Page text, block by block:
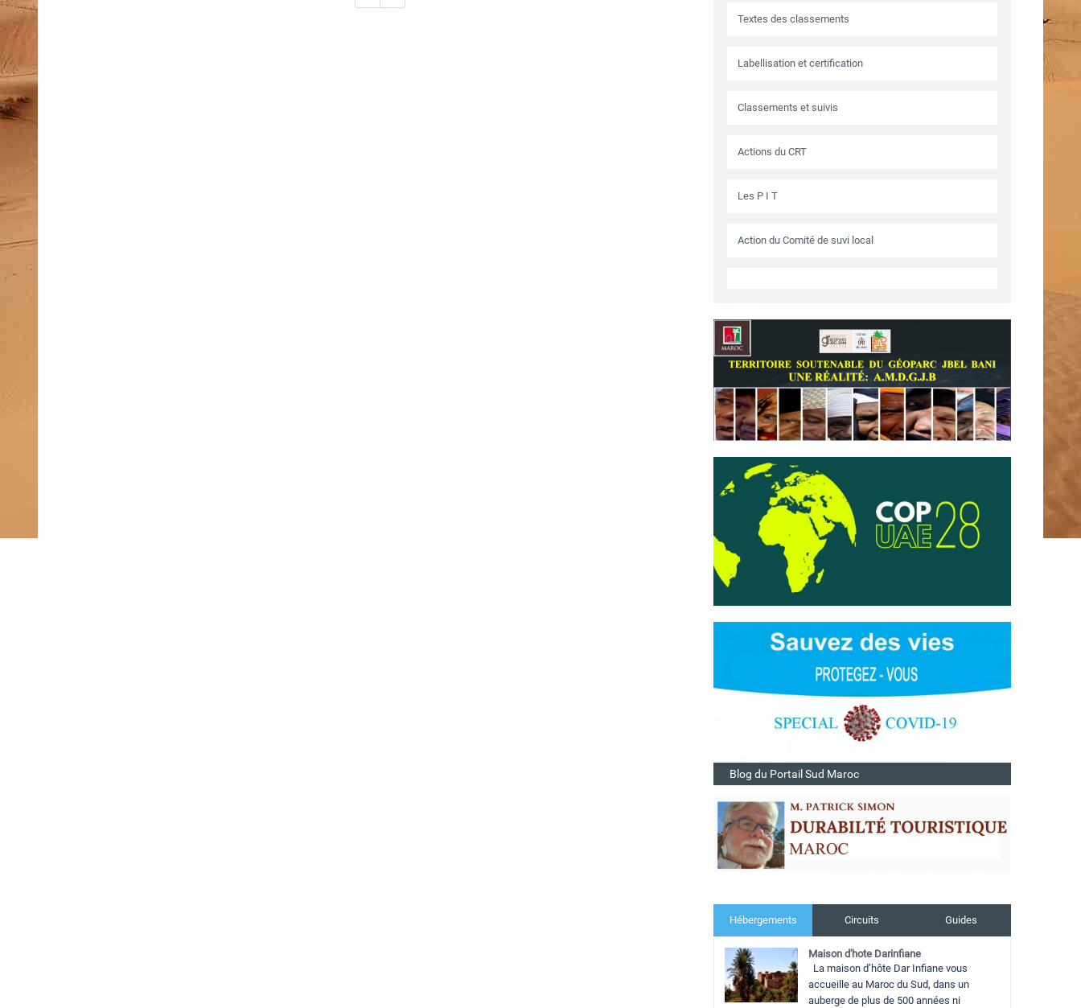
Textes des classements
Labellisation et certification
Classements et suivis
Actions du CRT
Les P I T
Action du Comité de suvi local
Blog du Portail Sud Maroc
Hébergements Circuits Guides
Maison d'hote Darinfiane
La maison d’hôte Dar Infiane vous
accueille au Maroc du Sud, dans un
auberge de plus de 500 années ni